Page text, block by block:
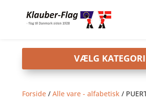
Forside/ Alle vare - alfabetisk/